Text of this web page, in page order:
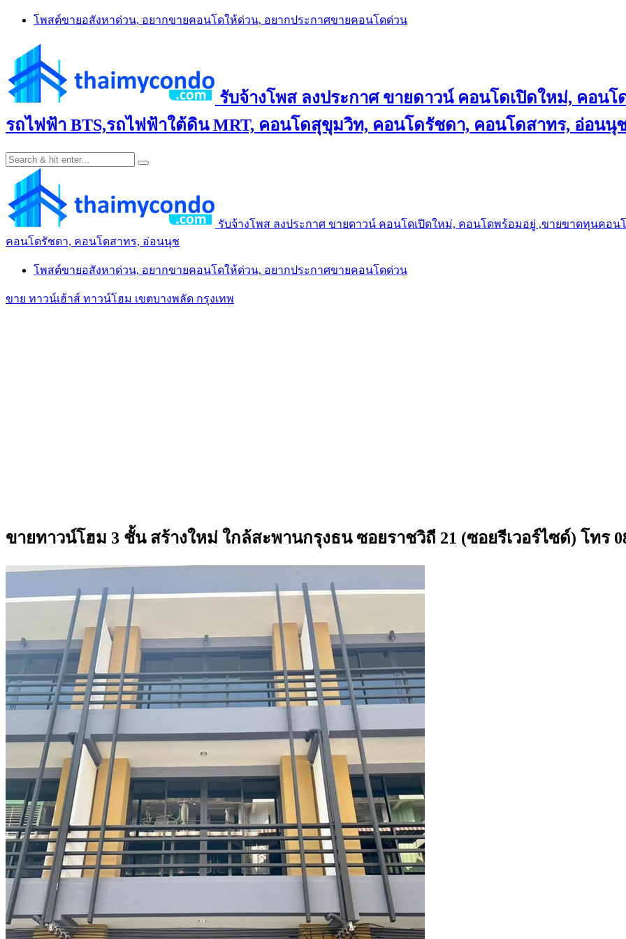
Skip
โพสต์ขายอสังหาด่วน, อยากขายคอนโดให้ด่วน, อยากประกาศขายคอนโดด่วน
รับจ้างโพส ลงประกาศ ขายดาวน์ คอนโดเปิดใหม่, คอน
รถไฟฟ้า BTS,รถไฟฟ้าใต้ดิน MRT, คอนโดสุขุมวิท, คอนโดรัชดา, คอนโดสาทร, อ่อนนุ
รับจ้างโพส ลงประกาศ ขายดาวน์ คอนโดเปิดใหม่, คอนโดพร้อมอยู่ ,ขายขาดทุนคอน
คอนโดรัชดา, คอนโดสาทร, อ่อนนุช
โพสต์ขายอสังหาด่วน, อยากขายคอนโดให้ด่วน, อยากประกาศขายคอนโดด่วน
ขาย ทาวน์เฮ้าส์ ทาวน์โฮม เขตบางพลัด กรุงเทพ
ขายทาวน์โฮม 3 ชั้น สร้างใหม่ ใกล้สะพานกรุงธน ซอยราชวิถี 21 (ซอยรีเวอร์ไซด์) โทร